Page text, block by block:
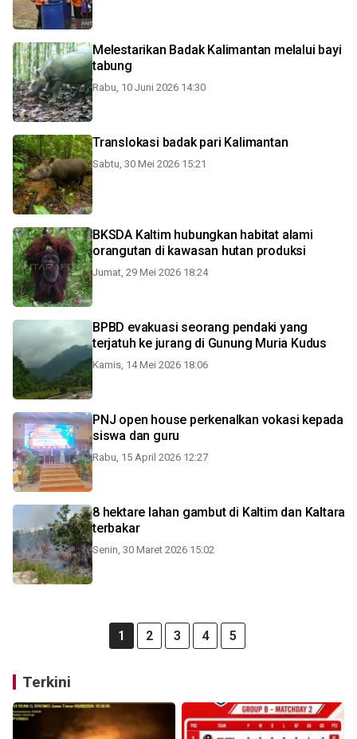
Melestarikan Badak Kalimantan melalui bayi
tabung
Rabu, 10 Juni 2026 14:30
Translokasi badak pari Kalimantan
Sabtu, 30 Mei 2026 15:21
BKSDA Kaltim hubungkan habitat alami
orangutan di kawasan hutan produksi
Jumat, 29 Mei 2026 18:24
BPBD evakuasi seorang pendaki yang
terjatuh ke jurang di Gunung Muria Kudus
Kamis, 14 Mei 2026 18:06
PNJ open house perkenalkan vokasi kepada
siswa dan guru
Rabu, 15 April 2026 12:27
8 hektare lahan gambut di Kaltim dan Kaltara
terbakar
Senin, 30 Maret 2026 15:02
1 2 3 4 5
Terkini